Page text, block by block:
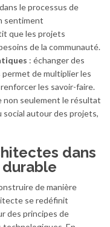
le processus de
sentiment
que les projets
de la communauté.
: échanger des
de multiplier les
les savoir-faire.
seulement le résultat
social autour des projets,
dans
de manière
se redéfinit
des principes de